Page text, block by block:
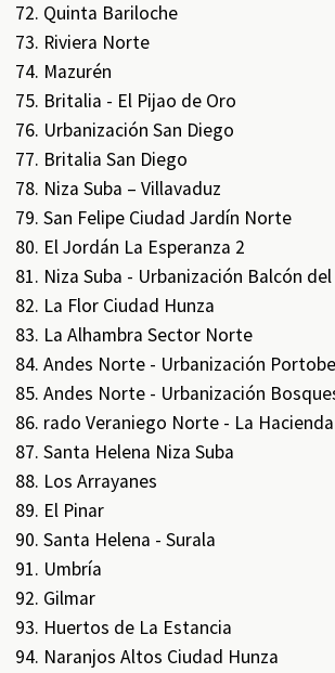
Quinta Bariloche
Riviera Norte
Mazurén
Britalia - El Pijao de Oro
Urbanización San Diego
Britalia San Diego
Niza Suba – Villavaduz
San Felipe Ciudad Jardín Norte
El Jordán La Esperanza 2
Niza Suba - Urbanización Balcón
La Flor Ciudad Hunza
La Alhambra Sector Norte
Andes Norte - Urbanización
Andes Norte - Urbanización
rado Veraniego Norte - La Hacienda
Santa Helena Niza Suba
Los Arrayanes
El Pinar
Santa Helena - Surala
Umbría
Gilmar
Huertos de La Estancia
Naranjos Altos Ciudad Hunza